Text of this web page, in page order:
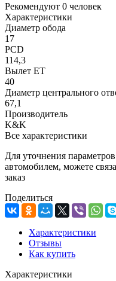
Рекомендуют 0 человек
Характеристики
Диаметр обода
17
PCD
114,3
Вылет ET
40
Диаметр центрального
67,1
Производитель
K&K
Все характеристики
Для уточнения
автомобилем, можете
заказ
Поделиться
Характеристики
Отзывы
Как купить
Характеристики